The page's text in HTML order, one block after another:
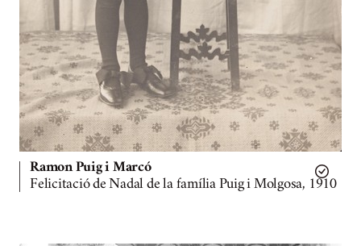
Ramon Puig i Marcó
Felicitació de Nadal de la família Puig i Molgosa, 1910